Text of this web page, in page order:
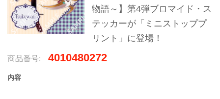
物語～】第4弾ブロマイド・ス
テッカーが「ミニストッププ
リント」に登場！
商品番号: 4010480272
内容